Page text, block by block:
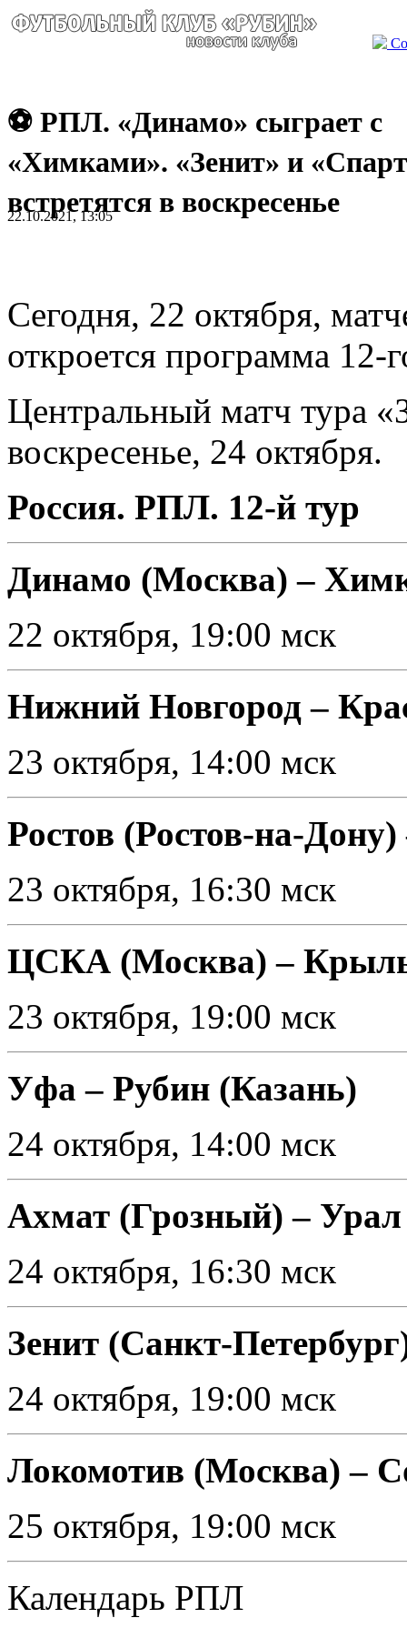
⚽ РПЛ. «Динамо» сыграет с
«Химками». «Зенит» и
встретятся в воскресенье
22.10.2021, 13:05
Сегодня, 22 октября,
откроется программа 12-
Центральный матч тура
воскресенье, 24 октября.
Россия. РПЛ. 12-й тур
Динамо (Москва) –
22 октября, 19:00 мск
Нижний Новгород –
23 октября, 14:00 мск
Ростов (Ростов-на-
23 октября, 16:30 мск
ЦСКА (Москва) –
23 октября, 19:00 мск
Уфа – Рубин (Казань)
24 октября, 14:00 мск
Ахмат (Грозный) – Урал
24 октября, 16:30 мск
Зенит (Санкт-
24 октября, 19:00 мск
Локомотив (Москва) –
25 октября, 19:00 мск
Календарь РПЛ